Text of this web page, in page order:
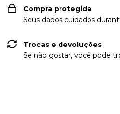
Compra protegida
Seus dados cuidados
Trocas e devoluções
Se não gostar, você pode